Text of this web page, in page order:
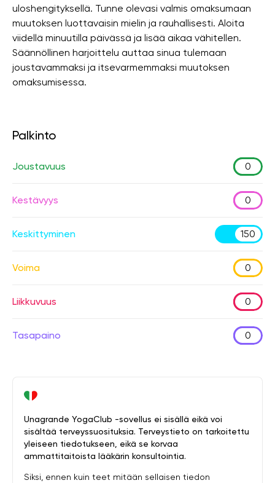
uloshengityksellä. Tunne olevasi valmis omaksumaan
muutoksen luottavaisin mielin ja rauhallisesti. Aloita
viidellä minuutilla päivässä ja lisää aikaa vähitellen.
Säännöllinen harjoittelu auttaa sinua tulemaan
joustavammaksi ja itsevarmemmaksi muutoksen
omaksumisessa.
Palkinto
Joustavuus 0
Kestävyys 0
Keskittyminen 150
Voima 0
Liikkuvuus 0
Tasapaino 0
Unagrande YogaClub -sovellus ei sisällä eikä voi
sisältää terveyssuosituksia. Terveystieto on tarkoitettu
yleiseen tiedotukseen, eikä se korvaa
ammattitaitoista lääkärin konsultointia.
Siksi, ennen kuin teet mitään sellaisen tiedon